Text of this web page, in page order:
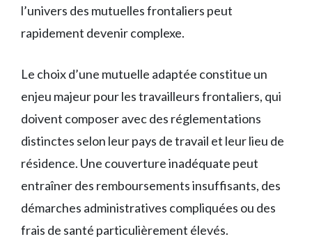
l’univers des mutuelles frontaliers peut
rapidement devenir complexe.
Le choix d’une mutuelle adaptée constitue un
enjeu majeur pour les travailleurs frontaliers, qui
doivent composer avec des réglementations
distinctes selon leur pays de travail et leur lieu de
résidence. Une couverture inadéquate peut
entraîner des remboursements insuffisants, des
démarches administratives compliquées ou des
frais de santé particulièrement élevés.